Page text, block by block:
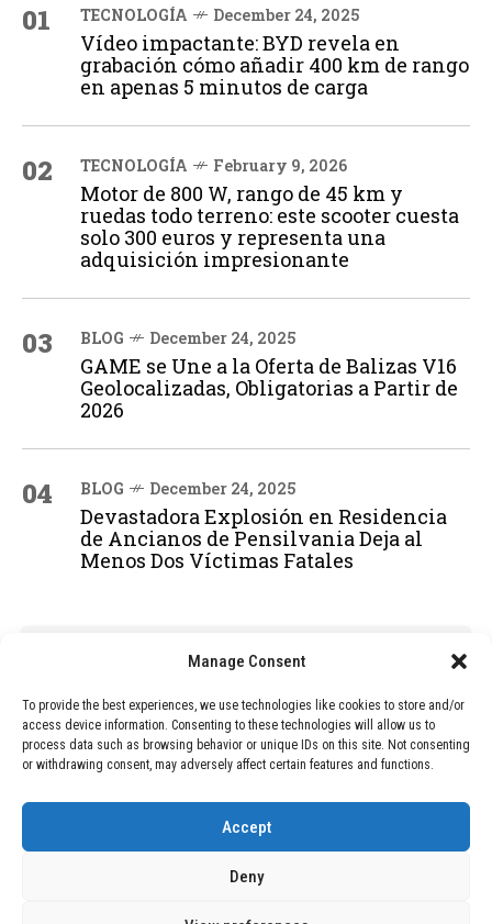
Manage Consent
To provide the best experiences, we use technologies like cookies to store and/or
access device information. Consenting to these technologies will allow us to
process data such as browsing behavior or unique IDs on this site. Not consenting
or withdrawing consent, may adversely affect certain features and functions.
Accept
Deny
01 TECNOLOGÍA December 24, 2025
Vídeo impactante: BYD revela en
grabación cómo añadir 400 km de rango
en apenas 5 minutos de carga
02 TECNOLOGÍA February 9, 2026
Motor de 800 W, rango de 45 km y
ruedas todo terreno: este scooter cuesta
solo 300 euros y representa una
adquisición impresionante
03 BLOG December 24, 2025
GAME se Une a la Oferta de Balizas V16
Geolocalizadas, Obligatorias a Partir de
2026
04 BLOG December 24, 2025
Devastadora Explosión en Residencia
de Ancianos de Pensilvania Deja al
Menos Dos Víctimas Fatales